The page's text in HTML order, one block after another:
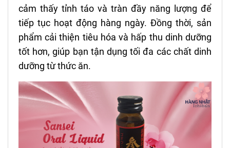
cảm thấy tỉnh táo và tràn đầy năng lượng để
tiếp tục hoạt động hàng ngày. Đồng thời, sản
phẩm cải thiện tiêu hóa và hấp thu dinh dưỡng
tốt hơn, giúp bạn tận dụng tối đa các chất dinh
dưỡng từ thức ăn.